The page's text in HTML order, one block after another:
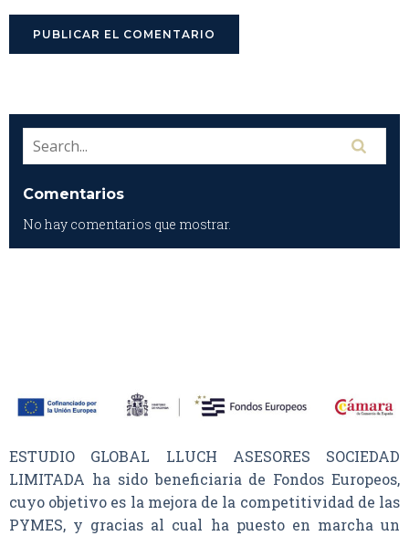
Comentarios
No hay comentarios que mostrar.
ESTUDIO GLOBAL LLUCH ASESORES SOCIEDAD
LIMITADA ha sido beneficiaria de Fondos Europeos,
cuyo objetivo es la mejora de la competitividad de las
PYMES, y gracias al cual ha puesto en marcha un